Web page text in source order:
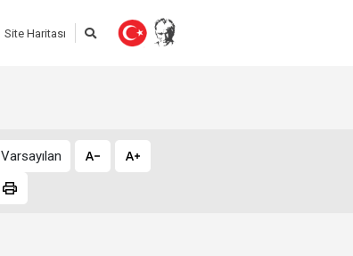
Site Haritası
Varsayılan